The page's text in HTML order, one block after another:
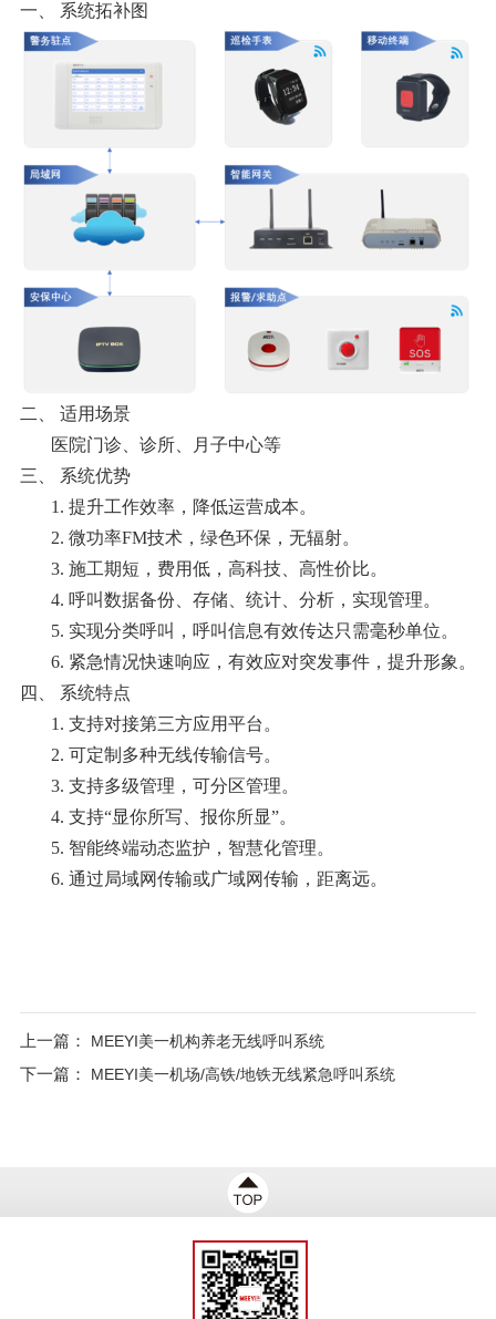
一、 系统拓补图
二、 适用场景
医院门诊、诊所、月子中心等
三、 系统优势
1. 提升工作效率，降低运营成本。
2. 微功率FM技术，绿色环保，无辐射。
3. 施工期短，费用低，高科技、高性价比。
4. 呼叫数据备份、存储、统计、分析，实现管理。
5. 实现分类呼叫，呼叫信息有效传达只需毫秒单位。
6. 紧急情况快速响应，有效应对突发事件，提升形象 。
四、 系统特点
1. 支持对接第三方应用平台 。
2. 可定制多种无线传输信号。
3. 支持多级管理，可分区管理。
4. 支持“显你所写、报你所显”。
5. 智能终端动态监护，智慧化管理。
6. 通过局域网传输或广域网传输，距离远。
上一篇： MEEYI美一机构养老无线呼叫系统
下一篇： MEEYI美一机场/高铁/地铁无线紧急呼叫系统